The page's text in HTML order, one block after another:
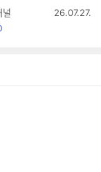
널
작
26.07.27.